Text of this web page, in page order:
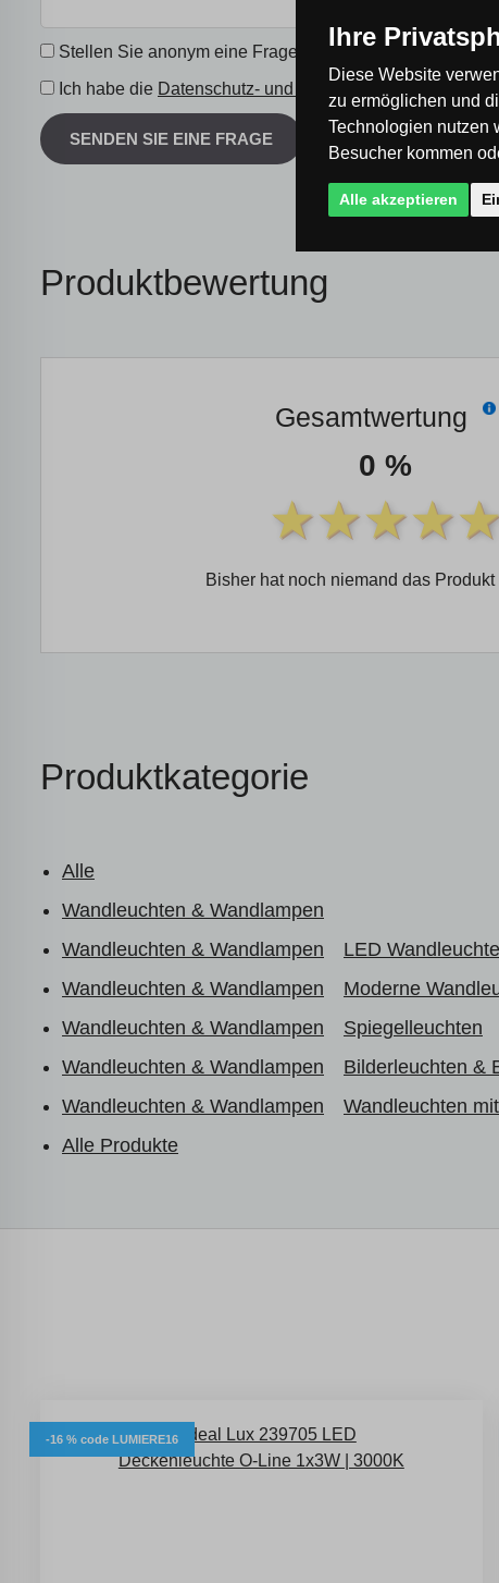
Stellen Sie anonym eine Frage.
Ich habe die Datenschutz- und Einwilligungserklärung
SENDEN SIE EINE FRAGE
Produktbewertung
Gesamtwertung
0 %
Bisher hat noch niemand das Produkt
Produktkategorie
Alle
Wandleuchten & Wandlampen
Wandleuchten & Wandlampen
LED
Wandleuchten & Wandlampen
Moderne
Wandleuchten & Wandlampen
Spiegelleuchten
Wandleuchten & Wandlampen
Bilderleuchten &
Wandleuchten & Wandlampen
Wandleuchten
Alle Produkte
-16 % code LUMIERE16
Ihre
Diese Website
zu ermöglichen und
Technologien nutzen
Besucher kommen
Alle akzeptieren